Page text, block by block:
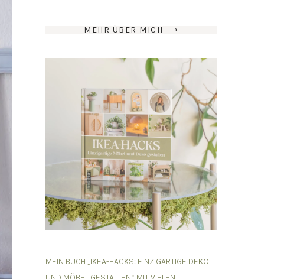
MEHR ÜBER MICH ⟶
MEIN BUCH „IKEA-HACKS: EINZIGARTIGE DEKO